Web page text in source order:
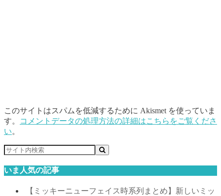
このサイトはスパムを低減するために Akismet を使っていま
す。
コメントデータの処理方法の詳細はこちらをご覧くださ
い。
いま人気の記事
【ミッキーニューフェイス時系列まとめ】新しいミッ